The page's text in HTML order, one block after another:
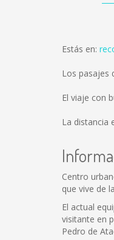
Estás en:
Los pasajes
El viaje con
La distancia
Centro
que vive de
El actual
visitante en
Pedro de